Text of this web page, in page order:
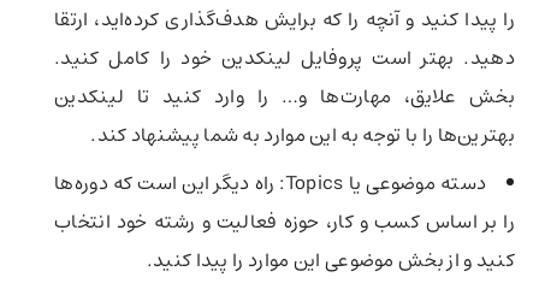
را پیدا کنید و آنچه را که برایش هدف‌گذاری کرده‌اید، ارتقا
دهید. بهتر است پروفایل لینکدین خود را کامل کنید.
بخش علایق، مهارت‌ها و… را وارد کنید تا لینکدین
بهترین‌ها را با توجه به این موارد به شما پیشنهاد کند.
دسته موضوعی یا Topics: راه دیگر این است که دوره‌ها
را بر اساس کسب و کار، حوزه فعالیت و رشته خود انتخاب
کنید و از بخش موضوعی این موارد را پیدا کنید.